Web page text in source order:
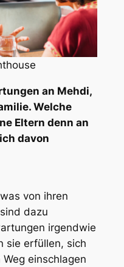
an Mehdi,
Welche
Eltern denn an
davon
von ihren
dazu
irgendwie
sie erfüllen, sich
einschlagen